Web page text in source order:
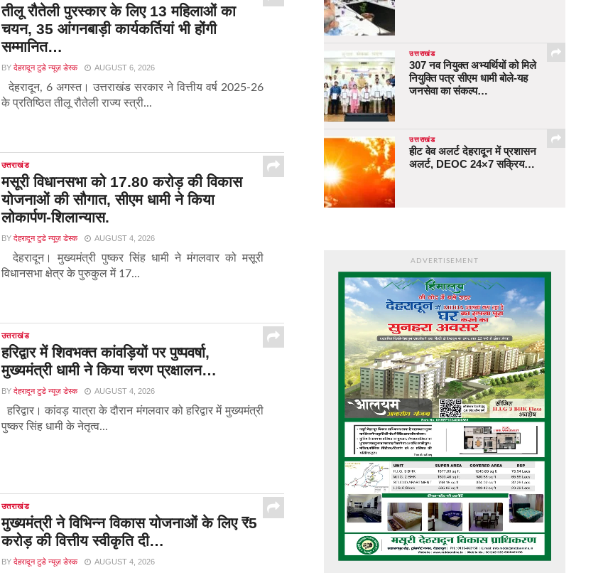
तीलू रौतेली पुरस्कार के लिए 13 महिलाओं का
चयन, 35 आंगनबाड़ी कार्यकर्तियां भी होंगी
सम्मानित…
BY देहरादून टुडे न्यूज़ डेस्क AUGUST 6, 2026
देहरादून, 6 अगस्त। उत्तराखंड सरकार ने वित्तीय वर्ष 2025-26
के प्रतिष्ठित तीलू रौतेली राज्य स्त्री...
उत्तराखंड
मसूरी विधानसभा को 17.80 करोड़ की विकास
योजनाओं की सौगात, सीएम धामी ने किया
लोकार्पण-शिलान्यास.
BY देहरादून टुडे न्यूज़ डेस्क AUGUST 4, 2026
देहरादून। मुख्यमंत्री पुष्कर सिंह धामी ने मंगलवार को मसूरी
विधानसभा क्षेत्र के पुरुकुल में 17...
उत्तराखंड
हरिद्वार में शिवभक्त कांवड़ियों पर पुष्पवर्षा,
मुख्यमंत्री धामी ने किया चरण प्रक्षालन…
BY देहरादून टुडे न्यूज़ डेस्क AUGUST 4, 2026
हरिद्वार। कांवड़ यात्रा के दौरान मंगलवार को हरिद्वार में मुख्यमंत्री
पुष्कर सिंह धामी के नेतृत्व...
उत्तराखंड
मुख्यमंत्री ने विभिन्न विकास योजनाओं के लिए ₹5
करोड़ की वित्तीय स्वीकृति दी…
BY देहरादून टुडे न्यूज़ डेस्क AUGUST 4, 2026
उत्तराखंड
307 नव नियुक्त अभ्यर्थियों को मिले
नियुक्ति पत्र सीएम धामी बोले-यह
जनसेवा का संकल्प…
उत्तराखंड
हीट वेव अलर्ट देहरादून में प्रशासन
अलर्ट, DEOC 24×7 सक्रिय…
ADVERTISEMENT